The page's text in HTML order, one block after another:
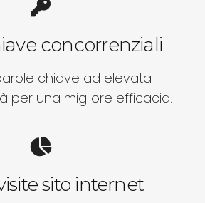
concorrenziali
chiave ad elevata
per una migliore efficacia.
sito internet